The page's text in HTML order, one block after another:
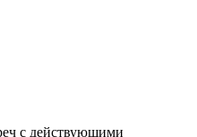
с действующими